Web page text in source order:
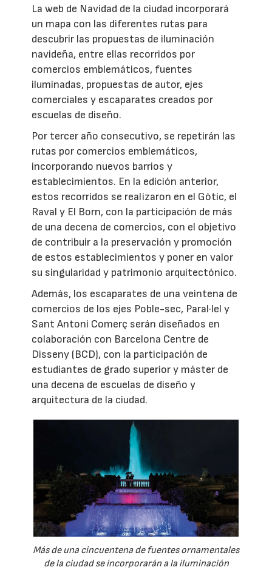
La web de Navidad de la ciudad incorporará
un mapa con las diferentes rutas para
descubrir las propuestas de iluminación
navideña, entre ellas recorridos por
comercios emblemáticos, fuentes
iluminadas, propuestas de autor, ejes
comerciales y escaparates creados por
escuelas de diseño.
Por tercer año consecutivo, se repetirán las
rutas por comercios emblemáticos,
incorporando nuevos barrios y
establecimientos. En la edición anterior,
estos recorridos se realizaron en el Gòtic, el
Raval y El Born, con la participación de más
de una decena de comercios, con el objetivo
de contribuir a la preservación y promoción
de estos establecimientos y poner en valor
su singularidad y patrimonio arquitectónico.
Además, los escaparates de una veintena de
comercios de los ejes Poble-sec, Paral·lel y
Sant Antoni Comerç serán diseñados en
colaboración con Barcelona Centre de
Disseny (BCD), con la participación de
estudiantes de grado superior y máster de
una decena de escuelas de diseño y
arquitectura de la ciudad.
Más de una cincuentena de fuentes ornamentales
de la ciudad se incorporarán a la iluminación